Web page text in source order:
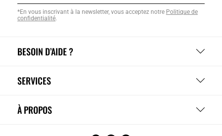
BESOIN D’AIDE ?
SERVICES
À PROPOS
*En vous inscrivant à la newsletter, vous acceptez notre Politique de
confidentialité.